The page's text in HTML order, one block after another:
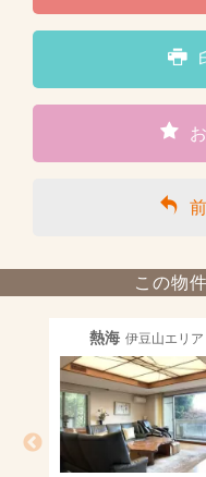
この物
熱海 伊豆山エリア